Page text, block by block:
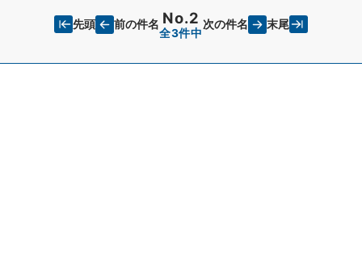
先頭 前の件名 No.2
全3件中
次の件名 末尾